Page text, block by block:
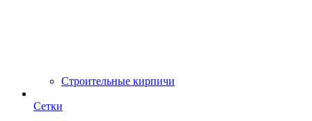
Строительные кирпичи
Сетки